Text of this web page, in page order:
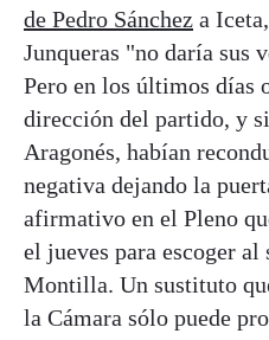
de Pedro Sánchez a
Junqueras "no daría sus
Pero en los últimos días
dirección del partido, y
Aragonés, habían
negativa dejando la
afirmativo en el Pleno
el jueves para escoger al
Montilla. Un sustituto
la Cámara sólo puede